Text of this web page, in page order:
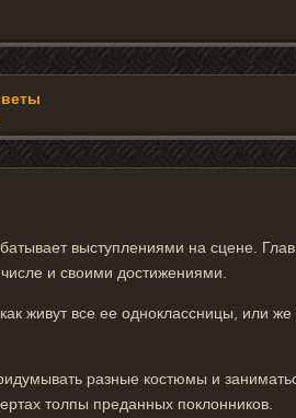
выступлениями на сцене.
и своими достижениями.
живут все ее одноклассницы, или же
разные костюмы и
толпы преданных поклонников.